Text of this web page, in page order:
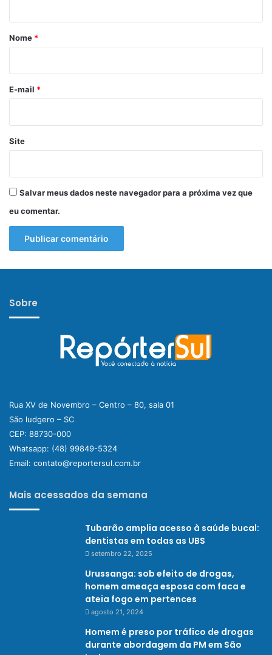
r
*
Nome *
E-mail *
Site
Salvar meus dados neste navegador para a próxima vez que
eu comentar.
Sobre
Rua XV de Novembro – Centro – 80, sala 01
São ludgero – SC
CEP: 88730-000
Whatsapp: (48) 99849-5324
Email: contato@reportersul.com.br
Mais acessados da semana
Tubarão amplia acesso à saúde bucal:
dentistas em todas as UBS
setembro 22, 2025
Urussanga: sob efeito de drogas,
homem ameaça esposa com faca e
ateia fogo em pertences
agosto 21, 2024
Homem é preso por tráfico de drogas
durante abordagem da PM em São